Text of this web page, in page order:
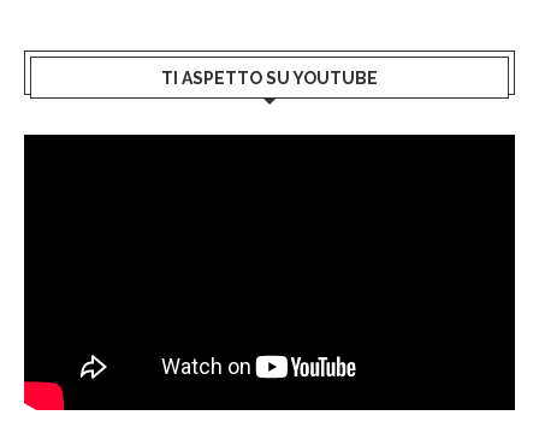
TI ASPETTO SU YOUTUBE